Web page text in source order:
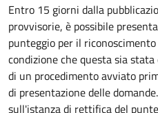
Entro 15 giorni dalla
provvisorie, è possibile
punteggio per il
condizione che questa sia
di un procedimento avviato
di presentazione delle domande.
sull'istanza di rettifica del